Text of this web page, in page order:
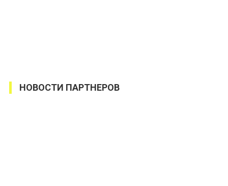
НОВОСТИ ПАРТНЕРОВ